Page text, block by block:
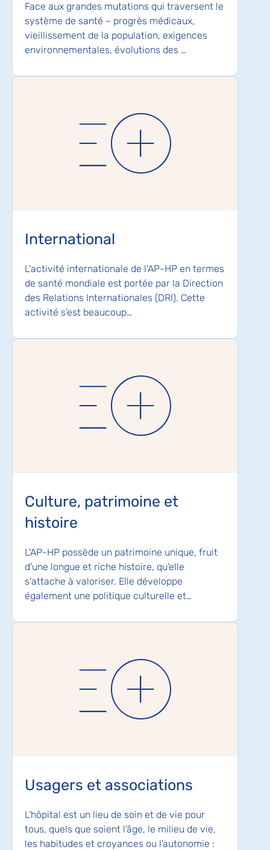
Face aux grandes mutations qui traversent le
système de santé – progrès médicaux,
vieillissement de la population, exigences
environnementales, évolutions des …
International
L'activité internationale de l'AP-HP en termes
de santé mondiale est portée par la Direction
des Relations Internationales (DRI). Cette
activité s’est beaucoup…
Culture, patrimoine et
histoire
L'AP-HP possède un patrimoine unique, fruit
d'une longue et riche histoire, qu'elle
s'attache à valoriser. Elle développe
également une politique culturelle et…
Usagers et associations
L’hôpital est un lieu de soin et de vie pour
tous, quels que soient l’âge, le milieu de vie,
les habitudes et croyances ou l’autonomie :